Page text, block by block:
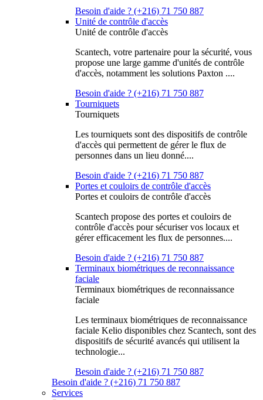
Besoin d'aide ? (+216) 71 750 887
Unité de contrôle d'accès
Unité de contrôle d'accès
Scantech, votre partenaire pour la sécurité, vous
propose une large gamme d'unités de contrôle
d'accès, notamment les solutions Paxton ....
Besoin d'aide ? (+216) 71 750 887
Tourniquets
Tourniquets
Les tourniquets sont des dispositifs de contrôle
d'accès qui permettent de gérer le flux de
personnes dans un lieu donné....
Besoin d'aide ? (+216) 71 750 887
Portes et couloirs de contrôle d'accès
Portes et couloirs de contrôle d'accès
Scantech propose des portes et couloirs de
contrôle d'accès pour sécuriser vos locaux et
gérer efficacement les flux de personnes....
Besoin d'aide ? (+216) 71 750 887
Terminaux biométriques de reconnaissance
faciale
Terminaux biométriques de reconnaissance
faciale
Les terminaux biométriques de reconnaissance
faciale Kelio disponibles chez Scantech, sont des
dispositifs de sécurité avancés qui utilisent la
technologie...
Besoin d'aide ? (+216) 71 750 887
Besoin d'aide ? (+216) 71 750 887
Services